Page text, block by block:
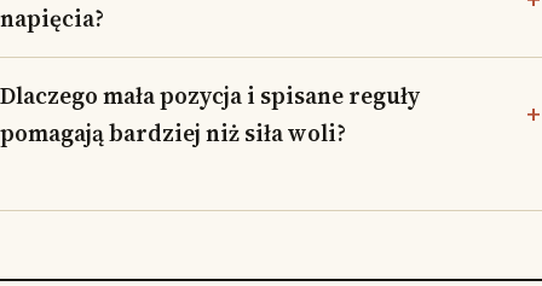
napięcia?
Dlaczego mała pozycja i spisane reguły
pomagają bardziej niż siła woli?